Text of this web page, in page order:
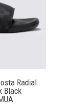
Radial
Black